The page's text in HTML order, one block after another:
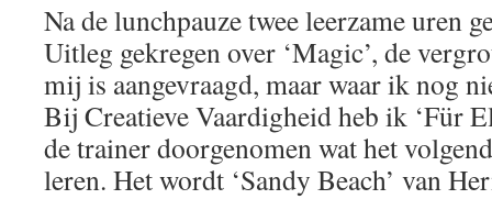
Na de lunchpauze twee leerzame uren
Uitleg gekregen over ‘Magic’, de
mij is aangevraagd, maar waar ik nog
Bij Creatieve Vaardigheid heb ik ‘Für
de trainer doorgenomen wat het
leren. Het wordt ‘Sandy Beach’ van